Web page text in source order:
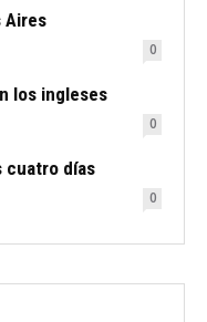
Aires
0
los ingleses
0
cuatro días
0